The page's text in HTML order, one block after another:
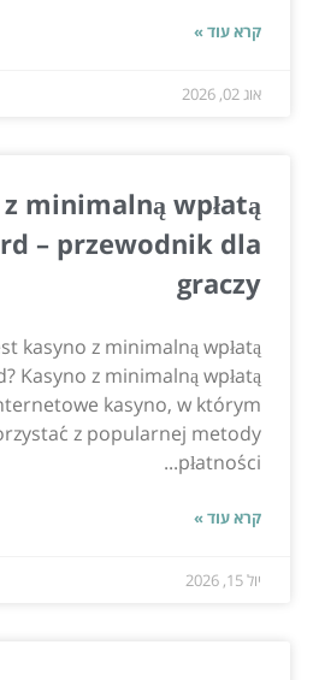
קרא עוד »
אוג 02, 2026
minimalną wpłatą
– przewodnik dla
graczy
kasyno z minimalną wpłatą
Kasyno z minimalną wpłatą
kasyno, w którym
z popularnej metody
płatności...
קרא עוד »
יול 15, 2026